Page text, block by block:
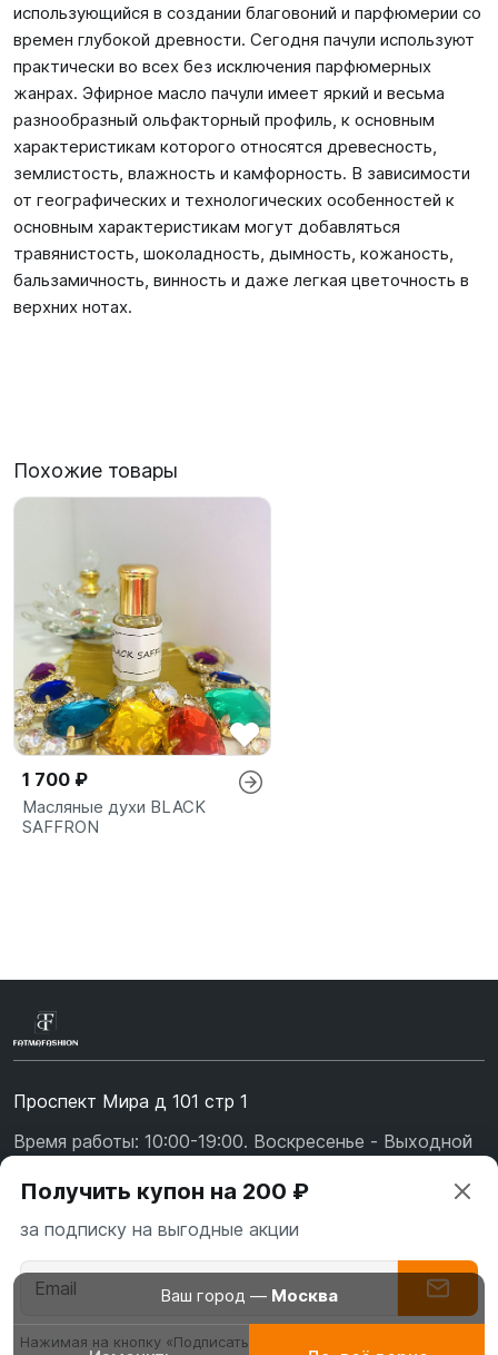
использующийся в создании благовоний и парфюмерии со
времен глубокой древности. Сегодня пачули используют
практически во всех без исключения парфюмерных
жанрах. Эфирное масло пачули имеет яркий и весьма
разнообразный ольфакторный профиль, к основным
характеристикам которого относятся древесность,
землистость, влажность и камфорность. В зависимости
от географических и технологических особенностей к
основным характеристикам могут добавляться
травянистость, шоколадность, дымность, кожаность,
бальзамичность, винность и даже легкая цветочность в
верхних нотах.
Похожие товары
1 700 ₽
Масляные духи BLACK
SAFFRON
Проспект Мира д 101 стр 1
Время работы: 10:00-19:00. Воскресенье - Выходной
+7 (926) 478-75-47
fatmafashion@mail.ru
О бренде
Доставка
Получить купон на 200 ₽
за подписку на выгодные акции
Нажимая на кнопку «Подписаться» вы соглашаетесь с
Ваш город — Москва